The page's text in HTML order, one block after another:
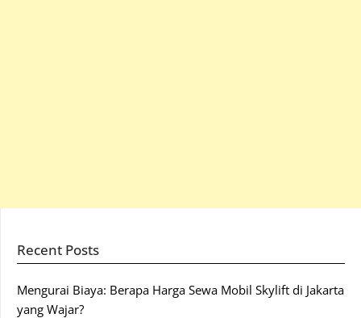
Recent Posts
Mengurai Biaya: Berapa Harga Sewa Mobil Skylift di Jakarta
yang Wajar?